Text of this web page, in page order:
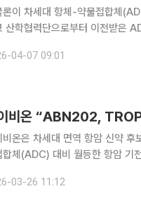
이 차세대 항체-약물접합체(ADC) 결
산학협력단으로부터 이전받은
허는 특정 암세포 표적 항원과
04-07 09:01
비온은 차세대 면역 항암 신약
체(ADC) 대비 월등한 항암 기전 효과를 확
스터 발표한다. ABN202는 인
03-26 11:12